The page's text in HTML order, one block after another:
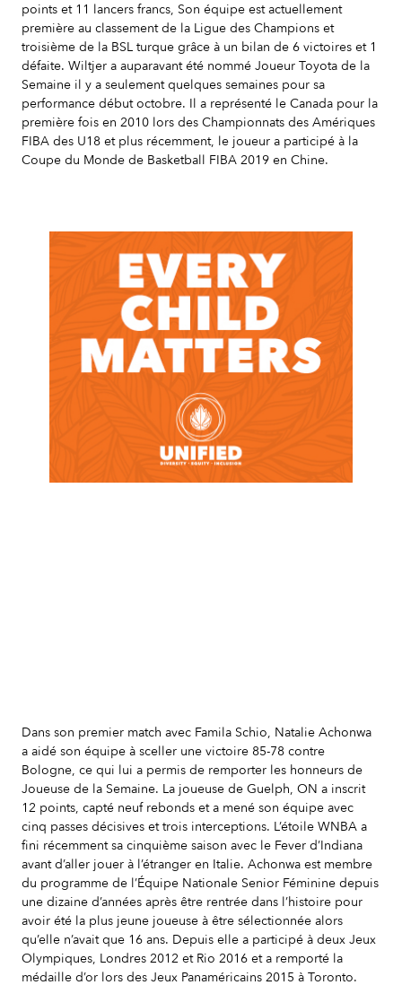
points et 11 lancers francs, Son équipe est actuellement
première au classement de la Ligue des Champions et
troisième de la BSL turque grâce à un bilan de 6 victoires et 1
défaite. Wiltjer a auparavant été nommé Joueur Toyota de la
Semaine il y a seulement quelques semaines pour sa
performance début octobre. Il a représenté le Canada pour la
première fois en 2010 lors des Championnats des Amériques
FIBA des U18 et plus récemment, le joueur a participé à la
Coupe du Monde de Basketball FIBA 2019 en Chine.
Dans son premier match avec Famila Schio, Natalie Achonwa
a aidé son équipe à sceller une victoire 85-78 contre
Bologne, ce qui lui a permis de remporter les honneurs de
Joueuse de la Semaine. La joueuse de Guelph, ON a inscrit
12 points, capté neuf rebonds et a mené son équipe avec
cinq passes décisives et trois interceptions. L’étoile WNBA a
fini récemment sa cinquième saison avec le Fever d’Indiana
avant d’aller jouer à l’étranger en Italie. Achonwa est membre
du programme de l’Équipe Nationale Senior Féminine depuis
une dizaine d’années après être rentrée dans l’histoire pour
avoir été la plus jeune joueuse à être sélectionnée alors
qu’elle n’avait que 16 ans. Depuis elle a participé à deux Jeux
Olympiques, Londres 2012 et Rio 2016 et a remporté la
médaille d’or lors des Jeux Panaméricains 2015 à Toronto.